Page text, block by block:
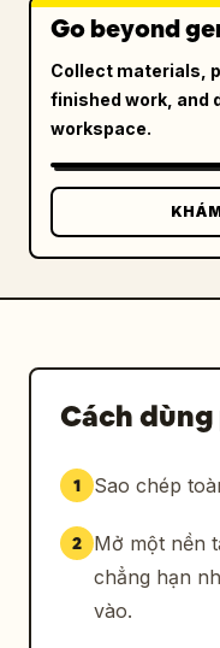
Go beyond
Collect materials,
finished work, and
workspace.
Cách
1 Sao chép
2
Mở một nền
chẳng hạn
vào.